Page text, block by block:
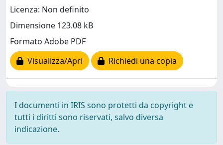
Licenza: Non definito
Dimensione 123.08 kB
Formato Adobe PDF
Visualizza/Apri
Richiedi una copia
I documenti in IRIS sono protetti da copyright e
tutti i diritti sono riservati, salvo diversa
indicazione.